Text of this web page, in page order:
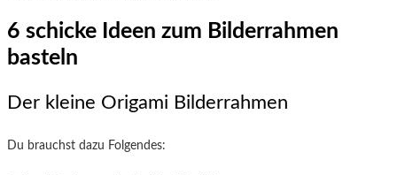
6 schicke Ideen zum Bilderrahmen
basteln
Der kleine Origami Bilderrahmen
Du brauchst dazu Folgendes: